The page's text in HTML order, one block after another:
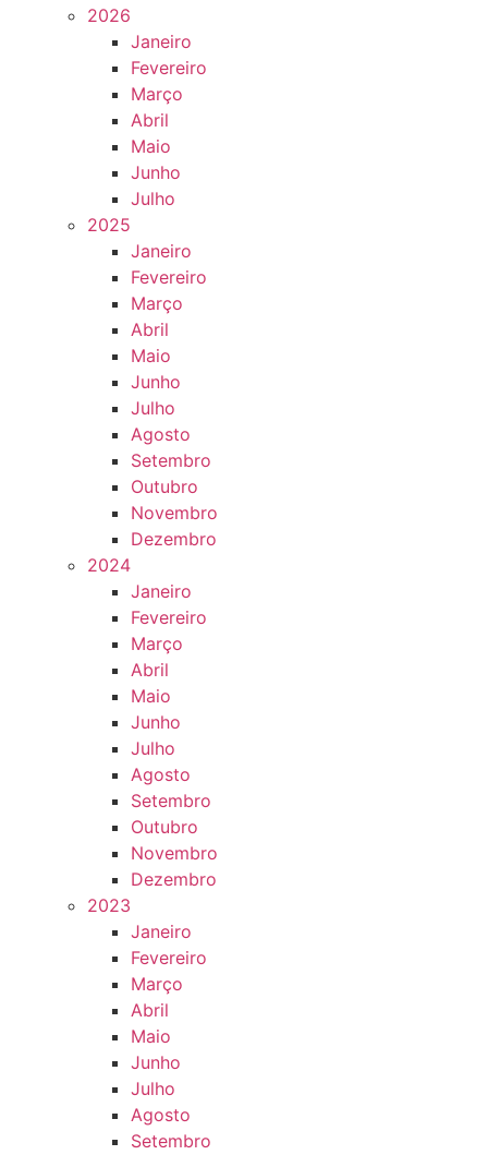
2026
Janeiro
Fevereiro
Março
Abril
Maio
Junho
Julho
2025
Janeiro
Fevereiro
Março
Abril
Maio
Junho
Julho
Agosto
Setembro
Outubro
Novembro
Dezembro
2024
Janeiro
Fevereiro
Março
Abril
Maio
Junho
Julho
Agosto
Setembro
Outubro
Novembro
Dezembro
2023
Janeiro
Fevereiro
Março
Abril
Maio
Junho
Julho
Agosto
Setembro